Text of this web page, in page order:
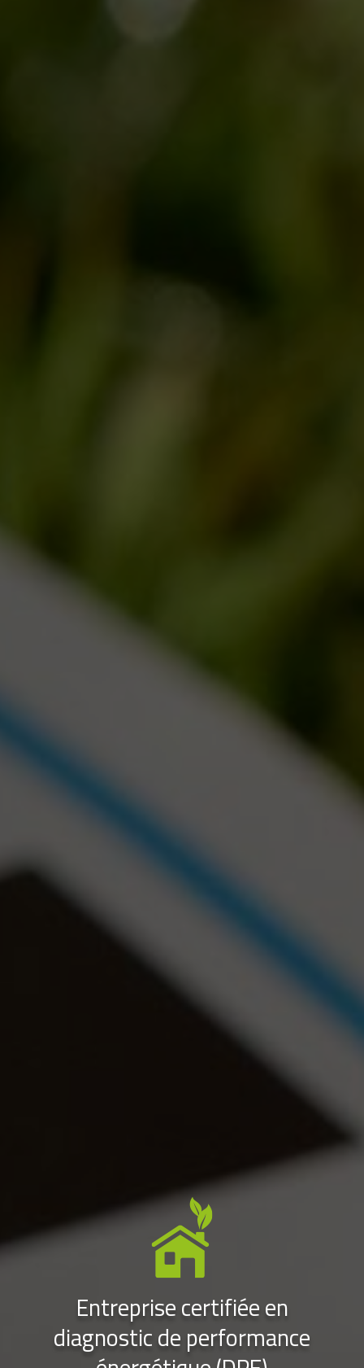
Entreprise certifiée en
diagnostic de performance